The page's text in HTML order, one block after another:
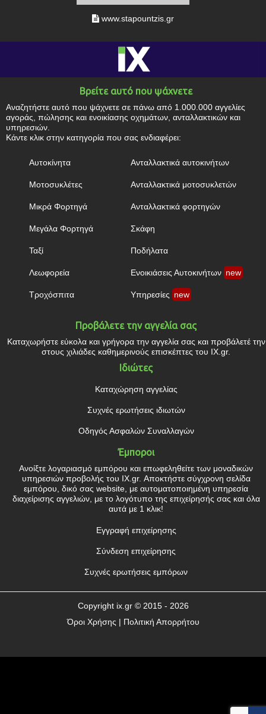
www.stapountzis.gr
Βρείτε αυτό που ψάχνετε
Αναζητήστε αυτό που ψάχνετε σε πάνω από 1.000.000 αγγελίες
αγοράς, πώλησης και ενοικίασης οχημάτων, ανταλλακτικών και
υπηρεσιών.
Κάντε κλικ στην κατηγορία που σας ενδιαφέρει:
Αυτοκίνητα
Μοτοσυκλέτες
Μικρά Φορτηγά
Μεγάλα Φορτηγά
Ταξί
Λεωφορεία
Τροχόσπιτα
Ανταλλακτικά αυτοκινήτων
Ανταλλακτικά μοτοσυκλετών
Ανταλλακτικά φορτηγών
Σκάφη
Ποδήλατα
Ενοικιάσεις Αυτοκινήτων new
Υπηρεσίες new
Προβάλετε την αγγελία σας
Καταχωρήστε εύκολα και γρήγορα την αγγελία σας και προβάλετέ την
στους χιλιάδες καθημερινούς επισκέπτες του IX.gr.
Ιδιώτες
Καταχώρηση αγγελίας
Συχνές ερωτήσεις ιδιωτών
Οδηγός Ασφαλών Συναλλαγών
Έμποροι
Ανοίξτε λογαριασμό εμπόρου και επωφεληθείτε των μοναδικών
υπηρεσιών προβολής του IX.gr. Αποκτήστε σύγχρονη σελίδα
εμπόρου, δικό σας website, με αυτοματοποιημένη υπηρεσία
διαχείρισης αγγελιών, με το λογότυπο της επιχείρησής σας και όλα
αυτά με 1 κλικ!
Εγγραφή επιχείρησης
Σύνδεση επιχείρησης
Συχνές ερωτήσεις εμπόρων
Copyright ix.gr© 2015 - 2026
Όροι Χρήσης | Πολιτική Απορρήτου